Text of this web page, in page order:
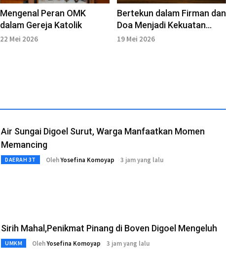
Mengenal Peran OMK
dalam Gereja Katolik
22 Mei 2026
Bertekun dalam Firman dan
Doa Menjadi Kekuatan
Orang Percaya
19 Mei 2026
Air Sungai Digoel Surut, Warga Manfaatkan Momen
Memancing
DAERAH 3T OlehYosefina Komoyap 3 jam yang lalu
Sirih Mahal,Penikmat Pinang di Boven Digoel Mengeluh
UMKM OlehYosefina Komoyap 3 jam yang lalu